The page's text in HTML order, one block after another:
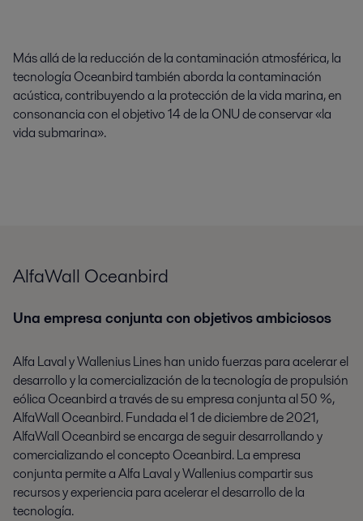
Más allá de la reducción de la contaminación atmosférica, la
tecnología Oceanbird también aborda la contaminación
acústica, contribuyendo a la protección de la vida marina, en
consonancia con el objetivo 14 de la ONU de conservar «la
vida submarina».
AlfaWall Oceanbird
Una empresa conjunta con objetivos ambiciosos
Alfa Laval y Wallenius Lines han unido fuerzas para acelerar el
desarrollo y la comercialización de la tecnología de propulsión
eólica Oceanbird a través de su empresa conjunta al 50 %,
AlfaWall Oceanbird. Fundada el 1 de diciembre de 2021,
AlfaWall Oceanbird se encarga de seguir desarrollando y
comercializando el concepto Oceanbird. La empresa
conjunta permite a Alfa Laval y Wallenius compartir sus
recursos y experiencia para acelerar el desarrollo de la
tecnología.